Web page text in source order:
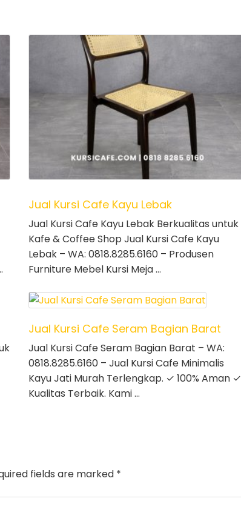
Jual Kursi Cafe Kayu Lebak
Jual Kursi Cafe Kayu Lebak Berkualitas untuk
Kafe & Coffee Shop Jual Kursi Cafe Kayu
Lebak – WA: 0818.8285.6160 – Produsen
Furniture Mebel Kursi Meja …
Jual Kursi Cafe Seram Bagian Barat
Jual Kursi Cafe Seram Bagian Barat – WA:
0818.8285.6160 – Jual Kursi Cafe Minimalis
Kayu Jati Murah Terlengkap. ✓ 100% Aman ✓
Kualitas Terbaik. Kami …
fields are marked *